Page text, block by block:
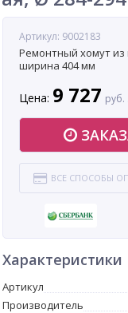
Артикул: 9002183
Ремонтный хомут
ширина 404 мм
Цена: 9 727 руб.
ВСЕ СПОСОБЫ
Характеристики
Артикул
Производитель